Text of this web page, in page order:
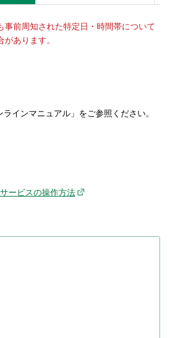
事前周知された特定日・時間帯について
あります。
ラインマニュアル」をご参照ください。
ービスの操作方法